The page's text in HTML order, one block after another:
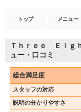
トップ メニュー
Ｔｈｒｅｅ Ｅｉｇ
ュー・口コミ
総合満足度
スタッフの対応
説明の分かりやすさ